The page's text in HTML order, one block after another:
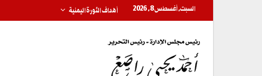
السبت, أغسطس 8, 2026 أهداف الثورة اليمنية